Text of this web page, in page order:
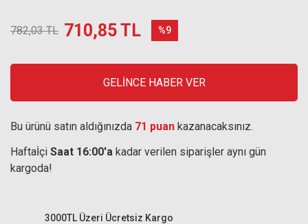
782,03 TL 710,85 TL %9
GELİNCE HABER VER
Bu ürünü satın aldığınızda 71 puan kazanacaksınız.
Haftaİçi Saat 16:00'a kadar verilen siparişler aynı gün
kargoda!
3000TL Üzeri Ücretsiz Kargo